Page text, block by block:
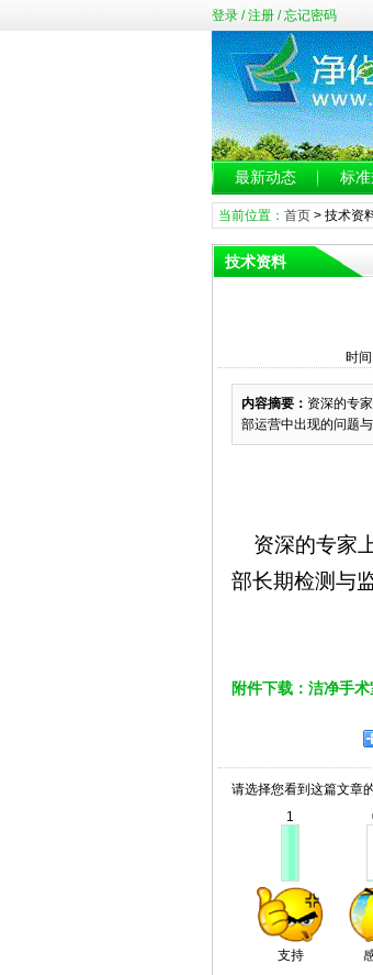
登录/注册/忘记密码
最新动态 标
当前位置： 首页> 技术资
技术资料
时
内容摘要： 资深的专
部运营中出现的问题与
资深的专家
部长期检测与
附件下载：洁净手
请选择您看到这篇文章
1
支持